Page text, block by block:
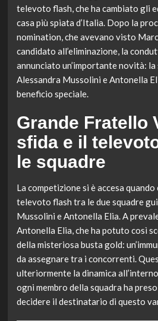
televoto flash, che ha cambiato gli
casa più spiata d’Italia. Dopo la
nomination, che avevano visto
candidato all’eliminazione, la
annunciato un’importante novità:
Alessandra Mussolini e Antonella
beneficio speciale.
Grande Fratello
sfida e il
le squadre
La competizione si è accesa
televoto flash tra le due squadre
Mussolini e Antonella Elia. A
Antonella Elia, che ha potuto così
della misteriosa busta gold:
da assegnare tra i concorrenti.
ulteriormente la dinamica
ogni membro della squadra ha
decidere il destinatario di questo